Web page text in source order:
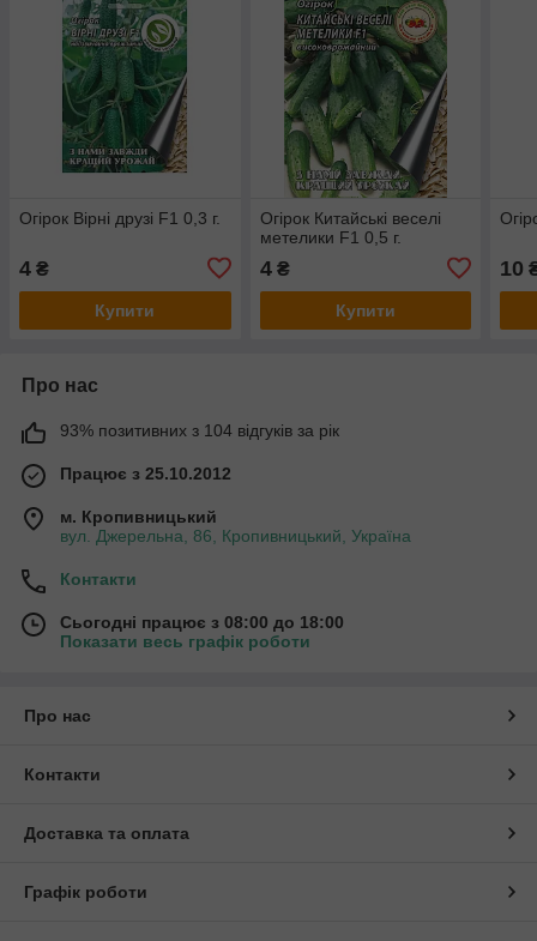
Огірок Вірні друзі F1 0,3 г.
4 ₴
Купити
Огірок Китайські веселі
метелики F1 0,5 г.
4₴
Купити
10
Про нас
93% позитивних з 104 відгуків за рік
Працює з 25.10.2012
м. Кропивницький
вул. Джерельна, 86, Кропивницький, Україна
Контакти
Сьогодні працює з 08:00 до 18:00
Показати весь графік роботи
Про нас
Контакти
Доставка та оплата
Графік роботи